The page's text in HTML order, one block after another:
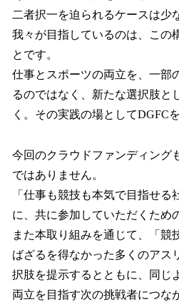
二者択一を迫られるケースは少
我々が目指しているのは、この
とです。
仕事とスポーツの両立を、一部
るのではなく、新たな選択肢と
く。その実践の場としてDGFC
今回のクラウドファンディング
ではありません。
「仕事も競技も本気で目指せる
に、共に参加していただくため
また本取り組みを通じて、「競
ばざるを得なかった多くのアス
択肢を提示するとともに、同じ
両立を目指す次の挑戦者につな